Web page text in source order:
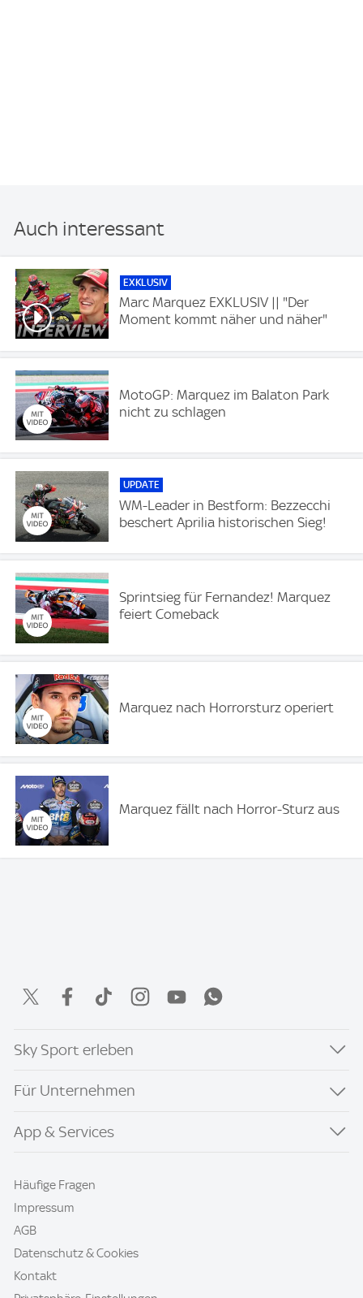
Auch interessant
EXKLUSIV
Marc Marquez EXKLUSIV || "Der
Moment kommt näher und näher"
MotoGP: Marquez im Balaton Park
nicht zu schlagen
UPDATE
WM-Leader in Bestform: Bezzecchi
beschert Aprilia historischen Sieg!
Sprintsieg für Fernandez! Marquez
feiert Comeback
Marquez nach Horrorsturz operiert
Marquez fällt nach Horror-Sturz aus
Sky Sport erleben
Für Unternehmen
App & Services
Häufige Fragen
Impressum
AGB
Datenschutz & Cookies
Kontakt